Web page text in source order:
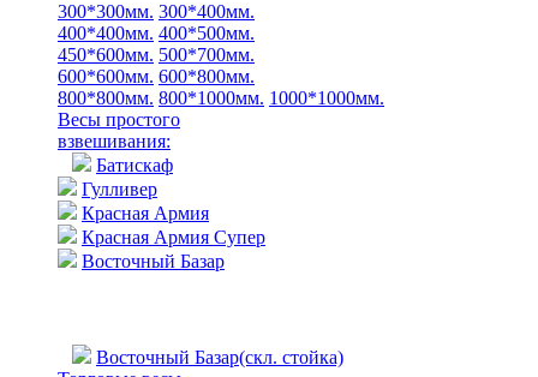
300*300мм. 300*400мм.
400*400мм. 400*500мм.
450*600мм. 500*700мм.
600*600мм. 600*800мм.
800*800мм. 800*1000мм. 1000*1000мм.
Весы простого
взвешивания:
Батискаф
Гулливер
Красная Армия
Красная Армия Супер
Восточный Базар
Восточный Базар(скл. стойка)